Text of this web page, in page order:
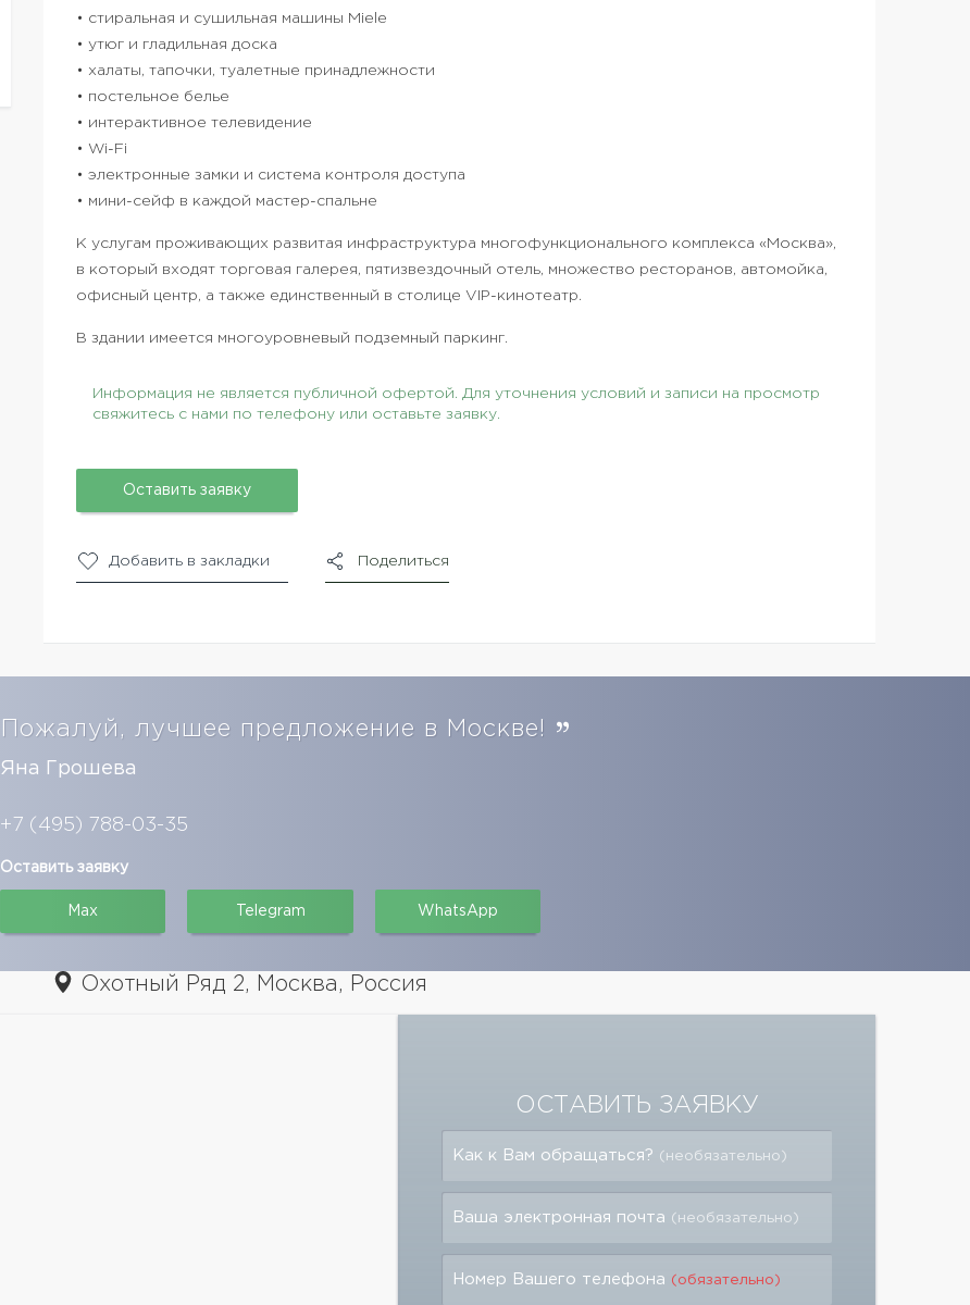
• стиральная и сушильная машины Miele
• утюг и гладильная доска
• халаты, тапочки, туалетные принадлежности
• постельное белье
• интерактивное телевидение
• Wi-Fi
• электронные замки и система контроля доступа
• мини-сейф в каждой мастер-спальне
К услугам проживающих развитая инфраструктура многофункционального комплекса «Москва»,
в который входят торговая галерея, пятизвездочный отель, множество ресторанов, автомойка,
офисный центр, а также единственный в столице VIP-кинотеатр.
В здании имеется многоуровневый подземный паркинг.
Информация не является публичной офертой. Для уточнения условий и записи на просмотр
свяжитесь с нами по телефону или оставьте заявку.
Оставить заявку
Добавить в закладки Поделиться
Пожалуй, лучшее предложение в Москве!
Яна Грошева
+7 (495) 788-03-35
Оставить заявку
Max Telegram WhatsApp
Охотный Ряд 2, Москва, Россия
ОСТАВИТЬ ЗАЯВКУ
Как к Вам обращаться? (необязательно)
Ваша электронная почта (необязательно)
Номер Вашего телефона (обязательно)